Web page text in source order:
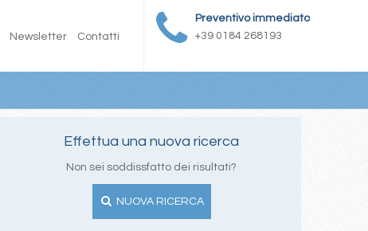
Preventivo immediato
+39 0184 268193
Newsletter Contatti
Effettua una nuova ricerca
Non sei soddissfatto dei risultati?
NUOVA RICERCA